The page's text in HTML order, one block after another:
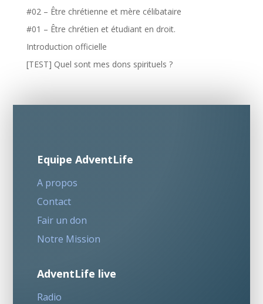
#02 – Être chrétienne et mère célibataire
#01 – Être chrétien et étudiant en droit.
Introduction officielle
[TEST] Quel sont mes dons spirituels ?
Equipe AdventLife
A propos
Contact
Fair un don
Notre Mission
AdventLife live
Radio